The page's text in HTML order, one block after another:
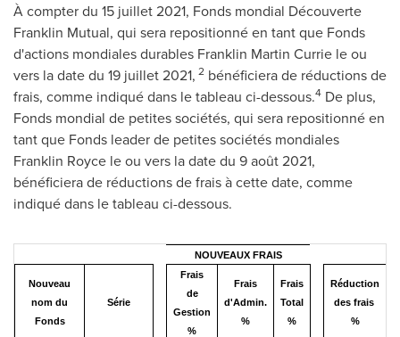
À compter du 15 juillet 2021, Fonds mondial Découverte
Franklin Mutual, qui sera repositionné en tant que Fonds
d'actions mondiales durables Franklin Martin Currie le ou
vers la date du 19 juillet 2021, 2 bénéficiera de réductions de
frais, comme indiqué dans le tableau ci-dessous.4 De plus,
Fonds mondial de petites sociétés, qui sera repositionné en
tant que Fonds leader de petites sociétés mondiales
Franklin Royce le ou vers la date du 9 août 2021,
bénéficiera de réductions de frais à cette date, comme
indiqué dans le tableau ci-dessous.
NOUVEAUX FRAIS
Nouveau
nom du
Fonds
Série
Frais
de
Gestion
%
Frais
d'Admin.
%
Frais
Total
%
Réduction
des frais
%